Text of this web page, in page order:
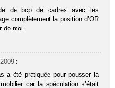
de bcp de cadres avec les
complètement la position d’OR
de moi.
:
a été pratiquée pour pousser la
car la spéculation s’était